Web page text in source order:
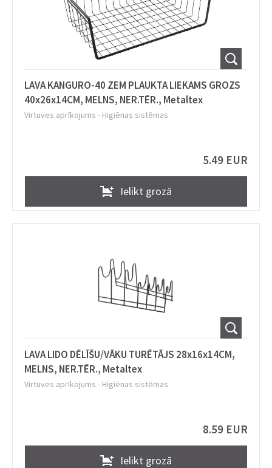
LAVA KANGURO-40 ZEM PLAUKTA LIEKAMS GROZS
40x26x14CM, MELNS, NER.TĒR., Metaltex
Virtuves aprīkojums - Higiēnas sistēmas
5.49 EUR
Ielikt grozā
LAVA LIDO DĒLĪŠU/VĀKU TURĒTĀJS 28x16x14CM,
MELNS, NER.TĒR., Metaltex
Virtuves aprīkojums - Higiēnas sistēmas
8.59 EUR
Ielikt grozā